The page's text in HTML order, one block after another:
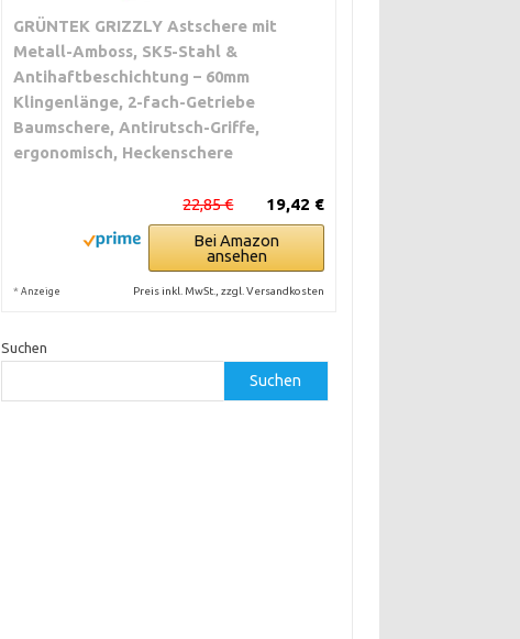
GRÜNTEK GRIZZLY Astschere mit
Metall-Amboss, SK5-Stahl &
Antihaftbeschichtung – 60mm
Klingenlänge, 2-fach-Getriebe
Baumschere, Antirutsch-Griffe,
ergonomisch, Heckenschere
19,42 €
22,85 €
Bei Amazon
ansehen
* Anzeige Preis inkl. MwSt., zzgl. Versandkosten
Suchen
Suchen